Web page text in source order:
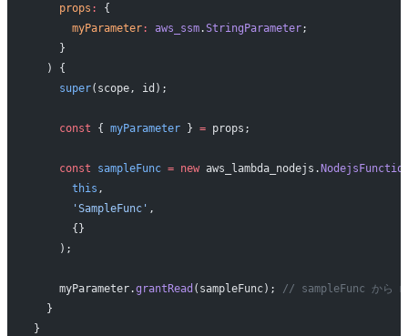
    props
:
{
      myParameter
: aws_ssm.StringParameter;
    }
  ) {
    super
(scope, id);
    const
{ myParameter } = props;
    const
sampleFunc = new aws_lambda_nodejs.
      this
,
      'SampleFunc'
,
      {}
    );
    myParameter.
grantRead (sampleFunc);
// sampleFunc から
  }
}